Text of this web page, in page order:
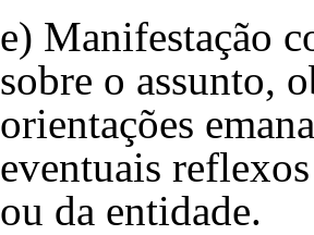
e) Manifestação
sobre o assunto,
orientações
eventuais
ou da entidade.